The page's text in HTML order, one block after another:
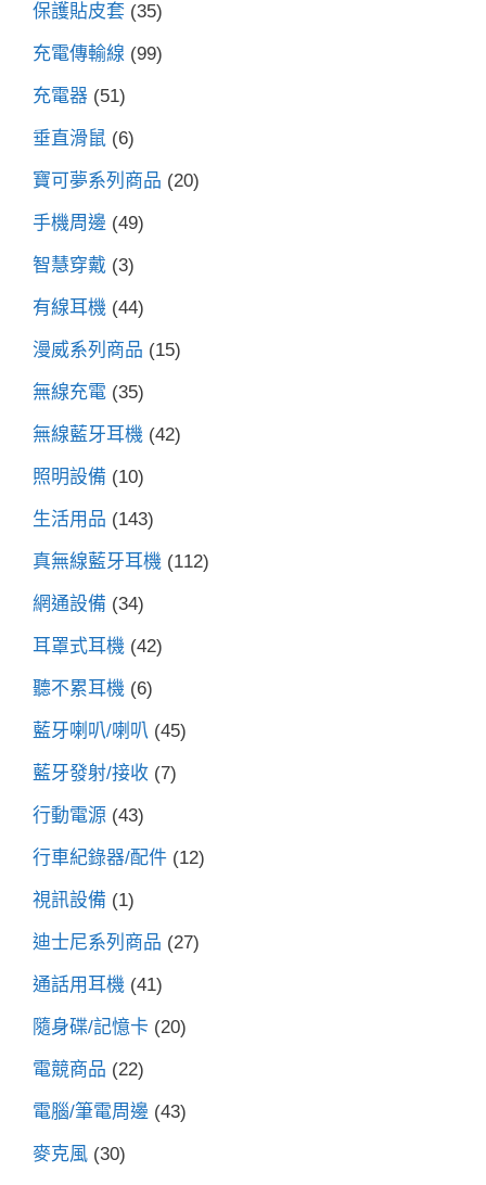
保護貼皮套 (35)
充電傳輸線 (99)
充電器 (51)
垂直滑鼠 (6)
寶可夢系列商品 (20)
手機周邊 (49)
智慧穿戴 (3)
有線耳機 (44)
漫威系列商品 (15)
無線充電 (35)
無線藍牙耳機 (42)
照明設備 (10)
生活用品 (143)
真無線藍牙耳機 (112)
網通設備 (34)
耳罩式耳機 (42)
聽不累耳機 (6)
藍牙喇叭/喇叭 (45)
藍牙發射/接收 (7)
行動電源 (43)
行車紀錄器/配件 (12)
視訊設備 (1)
迪士尼系列商品 (27)
通話用耳機 (41)
隨身碟/記憶卡 (20)
電競商品 (22)
電腦/筆電周邊 (43)
麥克風 (30)